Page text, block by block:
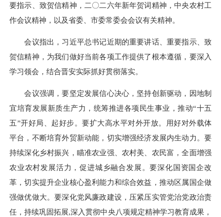
要指示、致贺信精神，二〇二六年新年贺词精神，中央农村工
作会议精神，以及省委、市委常委会会议有关精神。
会议指出，习近平总书记近期的重要讲话、重要指示、致
贺信精神，为我们做好当前各项工作提供了根本遵循，要深入
学习领会，结合晋安实际抓好贯彻落实。
会议强调，要坚定发展信心决心，坚持创新驱动，因地制
宜培育发展新质生产力，统筹推进各项民生事业，推动“十五
五”开好局、起好步。要扩大高水平对外开放。用好对外载体
平台，不断培育外贸新动能，切实增强经济发展内生动力。要
持续深化乡村振兴，瞄准农业强、农村美、农民富，全面增强
农业农村发展活力，促进城乡融合发展。要深化国资国企改
革，切实提升企业核心盈利能力和综合效益，推动区属国企做
强做优做大。要深化党风廉政建设，压紧压实管党治党政治责
任，持续巩固拓展,深入贯彻中央八项规定精神学习教育成果，